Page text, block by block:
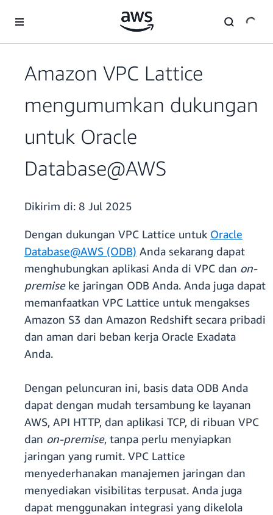
Amazon VPC Lattice
mengumumkan dukungan
untuk Oracle
Database@AWS
Dikirim di: 8 Jul 2025
Dengan dukungan VPC Lattice untuk Oracle
Database@AWS (ODB) Anda sekarang dapat
menghubungkan aplikasi Anda di VPC dan on-
premiseke jaringan ODB Anda. Anda juga dapat
memanfaatkan VPC Lattice untuk mengakses
Amazon S3 dan Amazon Redshift secara pribadi
dan aman dari beban kerja Oracle Exadata
Anda.
Dengan peluncuran ini, basis data ODB Anda
dapat dengan mudah tersambung ke layanan
AWS, API HTTP, dan aplikasi TCP, di ribuan VPC
dan on-premise, tanpa perlu menyiapkan
jaringan yang rumit. VPC Lattice
menyederhanakan manajemen jaringan dan
menyediakan visibilitas terpusat. Anda juga
dapat menggunakan integrasi yang dikelola